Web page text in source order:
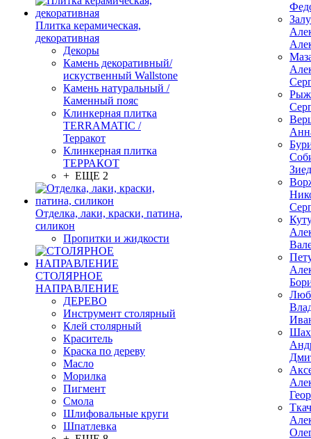
Плитка керамическая,
декоративная
Декоры
Камень декоративный/
искуственный Wallstone
Камень натуральный /
Каменный пояс
Клинкерная плитка
TERRAMATIC /
Терракот
Клинкерная плитка
ТЕРРАКОТ
+ ЕЩЕ 2
Отделка, лаки, краски, патина,
силикон
Пропитки и жидкости
СТОЛЯРНОЕ
НАПРАВЛЕНИЕ
ДЕРЕВО
Инструмент столярный
Клей столярный
Краситель
Краска по дереву
Масло
Морилка
Пигмент
Смола
Шлифовальные круги
Шпатлевка